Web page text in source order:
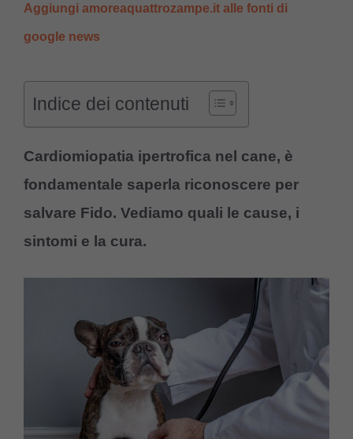
Aggiungi amoreaquattrozampe.it alle fonti di
google news
Indice dei contenuti
Cardiomiopatia ipertrofica nel cane, è
fondamentale saperla riconoscere per
salvare Fido. Vediamo quali le cause, i
sintomi e la cura.